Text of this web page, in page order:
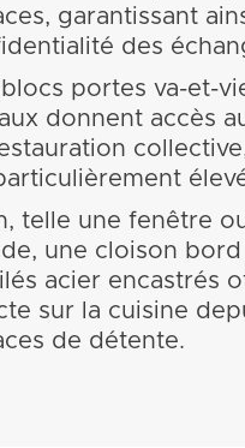
garantissant
des
blocs portes va-et-
donnent accès
telle une fenêtre
une cloison
acier encastrés
sur la cuisine
de détente.